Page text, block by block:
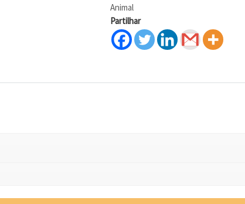
Animal
Partilhar